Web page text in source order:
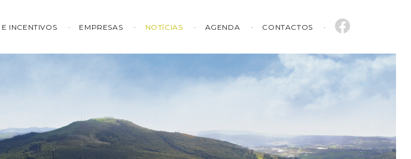
INCENTIVOS EMPRESAS NOTÍCIAS AGENDA CONTACTOS